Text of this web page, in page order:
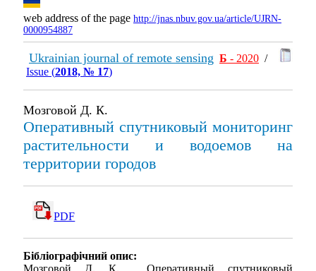
web address of the page http://jnas.nbuv.gov.ua/article/UJRN-
0000954887
Ukrainian journal of remote sensing Б - 2020 /
Issue (2018, № 17)
Мозговой Д. К.
Оперативный спутниковый мониторинг
растительности и водоемов на
территории городов
PDF
Бібліографічний опис: